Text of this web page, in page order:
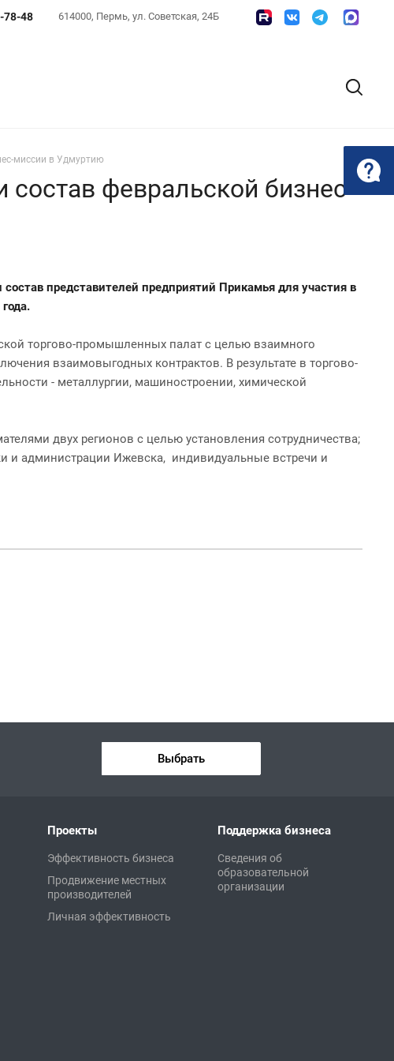
614000, Пермь, ул. Советская, 24Б
78-48
миссии в Удмуртию
февральской бизнес-
представителей предприятий Прикамья для участия в
торгово-промышленных палат с целью взаимного
взаимовыгодных контрактов. В результате в торгово-
- металлургии, машиностроении, химической
двух регионов с целью установления сотрудничества;
и администрации Ижевска, индивидуальные встречи и
Выбрать
Проекты
Эффективность бизнеса
Продвижение местных
производителей
Личная эффективность
Поддержка бизнеса
Сведения об
образовательной
организации